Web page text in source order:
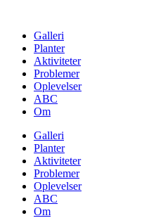
contentGalleri
Planter
Aktiviteter
Problemer
Oplevelser
ABC
Om
Galleri
Planter
Aktiviteter
Problemer
Oplevelser
ABC
Om